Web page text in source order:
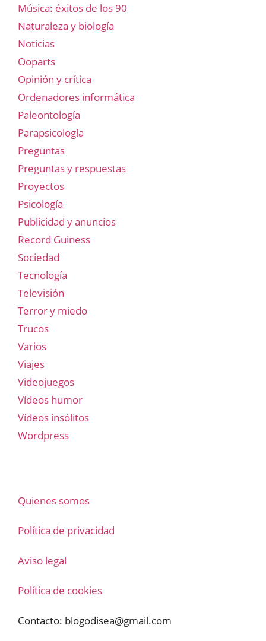
Música: éxitos de los 90
Naturaleza y biología
Noticias
Ooparts
Opinión y crítica
Ordenadores informática
Paleontología
Parapsicología
Preguntas
Preguntas y respuestas
Proyectos
Psicología
Publicidad y anuncios
Record Guiness
Sociedad
Tecnología
Televisión
Terror y miedo
Trucos
Varios
Viajes
Videojuegos
Vídeos humor
Vídeos insólitos
Wordpress
Quienes somos
Política de privacidad
Aviso legal
Política de cookies
Contacto: blogodisea@gmail.com